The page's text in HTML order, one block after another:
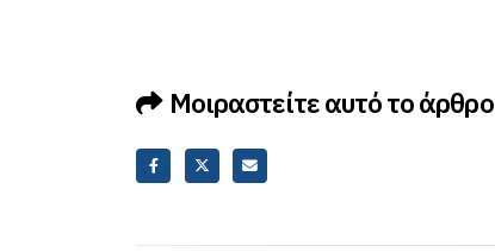
Μοιραστείτε αυτό το άρθρο